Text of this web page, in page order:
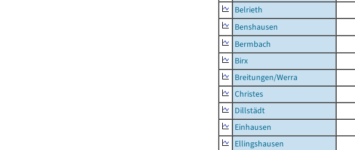
Belrieth
Benshausen
Bermbach
Birx
Breitungen/Werra
Christes
Dillstädt
Einhausen
Ellingshausen